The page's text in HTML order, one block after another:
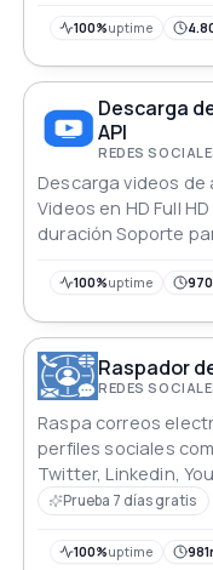
100%uptime
Descarga
API
REDES
Descarga videos
Videos en HD Full
duración Soporte
Twitch e IMDB
100%uptime
Raspador
REDES
Raspa correos
perfiles sociales
Twitter, Linkedin,
GitHub de un
Prueba 7 días gratis
100%uptime